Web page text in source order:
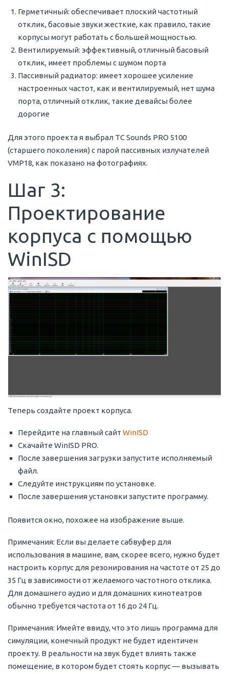
Герметичный: обеспечивает плоский частотный
отклик, басовые звуки жесткие, как правило, такие
корпусы могут работать с большей мощностью.
Вентилируемый: эффективный, отличный басовый
отклик, имеет проблемы с шумом порта
Пассивный радиатор: имеет хорошее усиление
настроенных частот, как и вентилируемый, нет шума
порта, отличный отклик, такие девайсы более
дорогие
Для этого проекта я выбрал TC Sounds PRO 5100
(старшего поколения) с парой пассивных излучателей
VMP18, как показано на фотографиях.
Шаг 3:
Проектирование
корпуса с помощью
WinISD
Теперь создайте проект корпуса.
Перейдите на главный сайт WinISD
Скачайте WinISD PRO.
После завершения загрузки запустите исполняемый
файл.
Следуйте инструкциям по установке.
После завершения установки запустите программу.
Появится окно, похожее на изображение выше.
Примечания: Если вы делаете сабвуфер для
использования в машине, вам, скорее всего, нужно будет
настроить корпус для резонирования на частоте от 25 до
35 Гц в зависимости от желаемого частотного отклика.
Для домашнего аудио и для домашних кинотеатров
обычно требуется частота от 16 до 24 Гц.
Примечания: Имейте ввиду, что это лишь программа для
симуляции, конечный продукт не будет идентичен
проекту. В реальности на звук будет влиять также
помещение, в котором будет стоять корпус — вызывать